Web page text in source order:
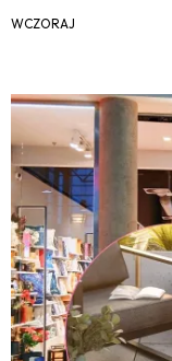
WCZORAJ